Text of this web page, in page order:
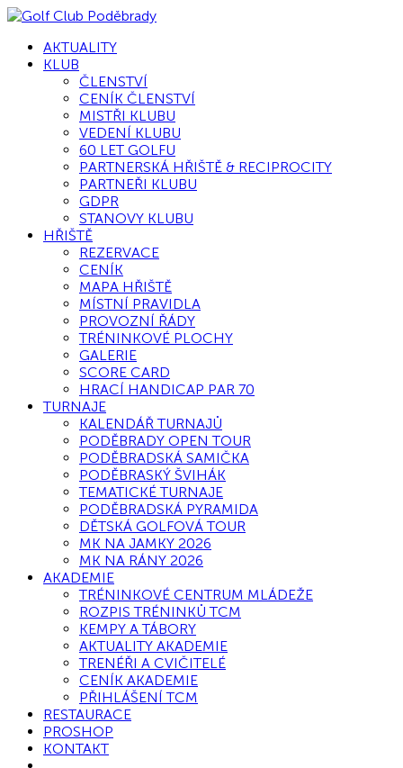
AKTUALITY
KLUB
ČLENSTVÍ
CENÍK ČLENSTVÍ
MISTŘI KLUBU
VEDENÍ KLUBU
60 LET GOLFU
PARTNERSKÁ HŘIŠTĚ & RECIPROCITY
PARTNEŘI KLUBU
GDPR
STANOVY KLUBU
HŘIŠTĚ
REZERVACE
CENÍK
MAPA HŘIŠTĚ
MÍSTNÍ PRAVIDLA
PROVOZNÍ ŘÁDY
TRÉNINKOVÉ PLOCHY
GALERIE
SCORE CARD
HRACÍ HANDICAP PAR 70
TURNAJE
KALENDÁŘ TURNAJŮ
PODĚBRADY OPEN TOUR
PODĚBRADSKÁ SAMIČKA
PODĚBRASKÝ ŠVIHÁK
TEMATICKÉ TURNAJE
PODĚBRADSKÁ PYRAMIDA
DĚTSKÁ GOLFOVÁ TOUR
MK NA JAMKY 2026
MK NA RÁNY 2026
AKADEMIE
TRÉNINKOVÉ CENTRUM MLÁDEŽE
ROZPIS TRÉNINKŮ TCM
KEMPY A TÁBORY
AKTUALITY AKADEMIE
TRENÉŘI A CVIČITELÉ
CENÍK AKADEMIE
PŘIHLÁŠENÍ TCM
RESTAURACE
PROSHOP
KONTAKT